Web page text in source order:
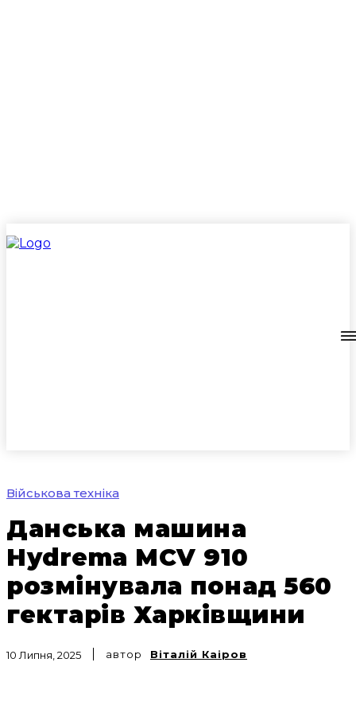
Військова техніка
Данська машина
Hydrema MCV 910
розмінувала понад 560
гектарів Харківщини
10 Липня, 2025 автор Віталій Каіров